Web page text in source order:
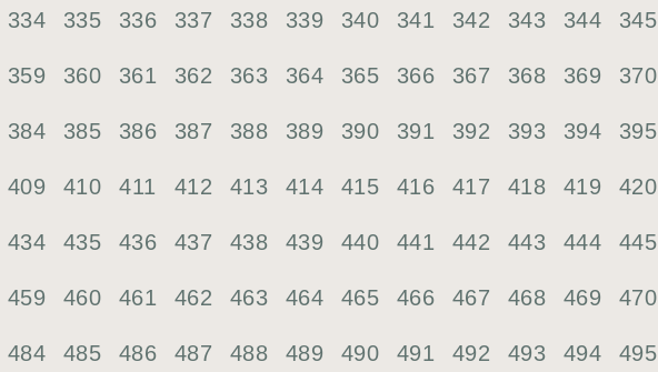
334 335 336 337 338 339 340 341 342 343 344 345
359 360 361 362 363 364 365 366 367 368 369 370
384 385 386 387 388 389 390 391 392 393 394 395
409 410 411 412 413 414 415 416 417 418 419 420
434 435 436 437 438 439 440 441 442 443 444 445
459 460 461 462 463 464 465 466 467 468 469 470
484 485 486 487 488 489 490 491 492 493 494 495